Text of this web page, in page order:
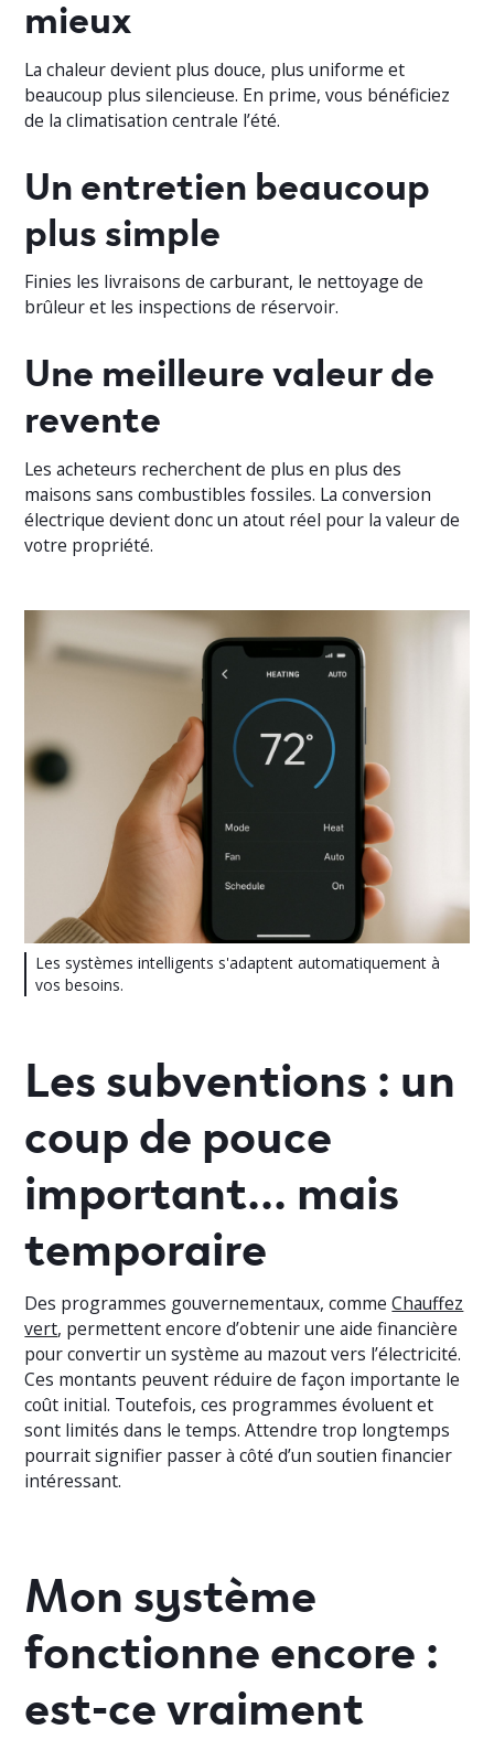
mieux
La chaleur devient plus douce, plus uniforme et
beaucoup plus silencieuse. En prime, vous bénéficiez
de la climatisation centrale l’été.
Un entretien beaucoup
plus simple
Finies les livraisons de carburant, le nettoyage de
brûleur et les inspections de réservoir.
Une meilleure valeur de
revente
Les acheteurs recherchent de plus en plus des
maisons sans combustibles fossiles. La conversion
électrique devient donc un atout réel pour la valeur de
votre propriété.
Les systèmes intelligents s'adaptent automatiquement à
vos besoins.
Les subventions : un
coup de pouce
important… mais
temporaire
Des programmes gouvernementaux, commeChauffez
vert, permettent encore d’obtenir une aide financière
pour convertir un système au mazout vers l’électricité.
Ces montants peuvent réduire de façon importante le
coût initial. Toutefois, ces programmes évoluent et
sont limités dans le temps. Attendre trop longtemps
pourrait signifier passer à côté d’un soutien financier
intéressant.
Mon système
fonctionne encore :
est-ce vraiment